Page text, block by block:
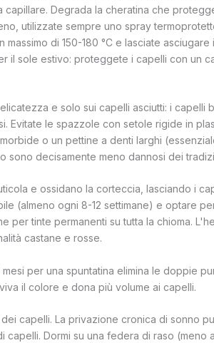
capillare. Degrada la cheratina che
utilizzate sempre uno spray
di 150-180 °C e lasciate
il sole estivo: proteggete i capelli con un
e solo sui capelli asciutti: i capelli
Evitate le spazzole con setole rigide in
o un pettine a denti larghi
sono decisamente meno dannosi dei
e ossidano la corteccia, lasciando i
(almeno ogni 8-12 settimane) e optare
per tinte permanenti su tutta la chioma.
castane e rosse.
per una spuntatina elimina le doppie
il colore e dona più volume ai capelli.
capelli. La privazione cronica di sonno
capelli. Dormi su una federa di raso (meno